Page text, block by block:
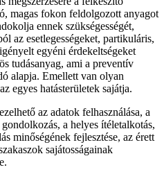
magas fokon feldolgozott anyagot
ennek szükségességét,
az esetlegességeket, partikuláris,
egyéni érdekeltségeket
tudásanyag, ami a preventív
alapja. Emellett van olyan
egyes hatásterületek sajátja.
az adatok felhasználása, a
a helyes ítéletalkotás,
minőségének fejlesztése, az érett
sajátosságainak